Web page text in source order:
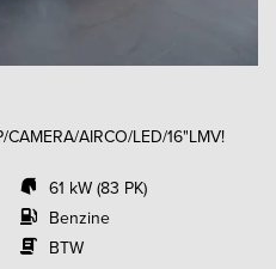
AIRCO/LED/16"LMV!
61 kW (83 PK)
Benzine
BTW